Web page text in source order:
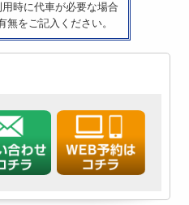
時に代車が必要な場合
無をご記入ください。